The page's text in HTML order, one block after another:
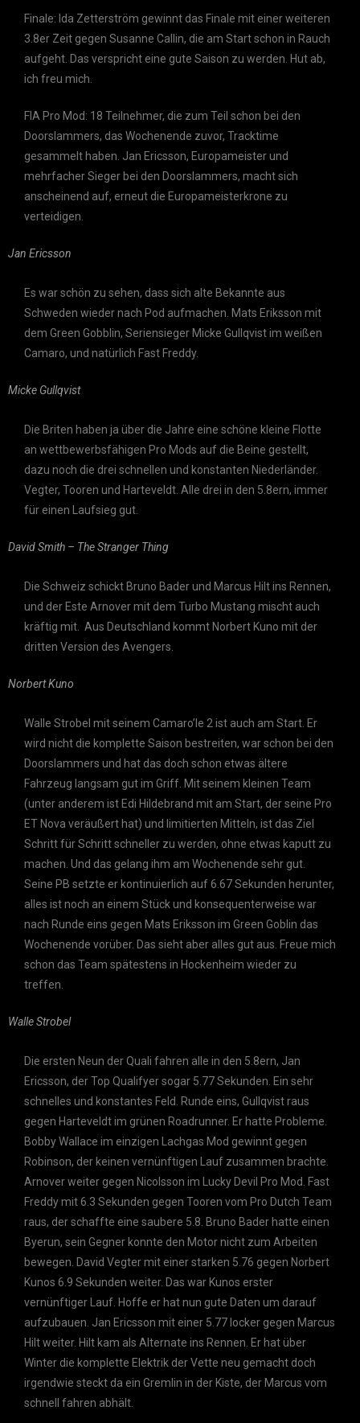
Finale: Ida Zetterström gewinnt das Finale mit einer weiteren
3.8er Zeit gegen Susanne Callin, die am Start schon in Rauch
aufgeht. Das verspricht eine gute Saison zu werden. Hut ab,
ich freu mich.
FIA Pro Mod: 18 Teilnehmer, die zum Teil schon bei den
Doorslammers, das Wochenende zuvor, Tracktime
gesammelt haben. Jan Ericsson, Europameister und
mehrfacher Sieger bei den Doorslammers, macht sich
anscheinend auf, erneut die Europameisterkrone zu
verteidigen.
Jan Ericsson
Es war schön zu sehen, dass sich alte Bekannte aus
Schweden wieder nach Pod aufmachen. Mats Eriksson mit
dem Green Gobblin, Seriensieger Micke Gullqvist im weißen
Camaro, und natürlich Fast Freddy.
Micke Gullqvist
Die Briten haben ja über die Jahre eine schöne kleine Flotte
an wettbewerbsfähigen Pro Mods auf die Beine gestellt,
dazu noch die drei schnellen und konstanten Niederländer.
Vegter, Tooren und Harteveldt. Alle drei in den 5.8ern, immer
für einen Laufsieg gut.
David Smith – The Stranger Thing
Die Schweiz schickt Bruno Bader und Marcus Hilt ins Rennen,
und der Este Arnover mit dem Turbo Mustang mischt auch
kräftig mit. Aus Deutschland kommt Norbert Kuno mit der
dritten Version des Avengers.
Norbert Kuno
Walle Strobel mit seinem Camaro’le 2 ist auch am Start. Er
wird nicht die komplette Saison bestreiten, war schon bei den
Doorslammers und hat das doch schon etwas ältere
Fahrzeug langsam gut im Griff. Mit seinem kleinen Team
(unter anderem ist Edi Hildebrand mit am Start, der seine Pro
ET Nova veräußert hat) und limitierten Mitteln, ist das Ziel
Schritt für Schritt schneller zu werden, ohne etwas kaputt zu
machen. Und das gelang ihm am Wochenende sehr gut.
Seine PB setzte er kontinuierlich auf 6.67 Sekunden herunter,
alles ist noch an einem Stück und konsequenterweise war
nach Runde eins gegen Mats Eriksson im Green Goblin das
Wochenende vorüber. Das sieht aber alles gut aus. Freue mich
schon das Team spätestens in Hockenheim wieder zu
treffen.
Walle Strobel
Die ersten Neun der Quali fahren alle in den 5.8ern, Jan
Ericsson, der Top Qualifyer sogar 5.77 Sekunden. Ein sehr
schnelles und konstantes Feld. Runde eins, Gullqvist raus
gegen Harteveldt im grünen Roadrunner. Er hatte Probleme.
Bobby Wallace im einzigen Lachgas Mod gewinnt gegen
Robinson, der keinen vernünftigen Lauf zusammen brachte.
Arnover weiter gegen Nicolsson im Lucky Devil Pro Mod. Fast
Freddy mit 6.3 Sekunden gegen Tooren vom Pro Dutch Team
raus, der schaffte eine saubere 5.8. Bruno Bader hatte einen
Byerun, sein Gegner konnte den Motor nicht zum Arbeiten
bewegen. David Vegter mit einer starken 5.76 gegen Norbert
Kunos 6.9 Sekunden weiter. Das war Kunos erster
vernünftiger Lauf. Hoffe er hat nun gute Daten um darauf
aufzubauen. Jan Ericsson mit einer 5.77 locker gegen Marcus
Hilt weiter. Hilt kam als Alternate ins Rennen. Er hat über
Winter die komplette Elektrik der Vette neu gemacht doch
irgendwie steckt da ein Gremlin in der Kiste, der Marcus vom
schnell fahren abhält.